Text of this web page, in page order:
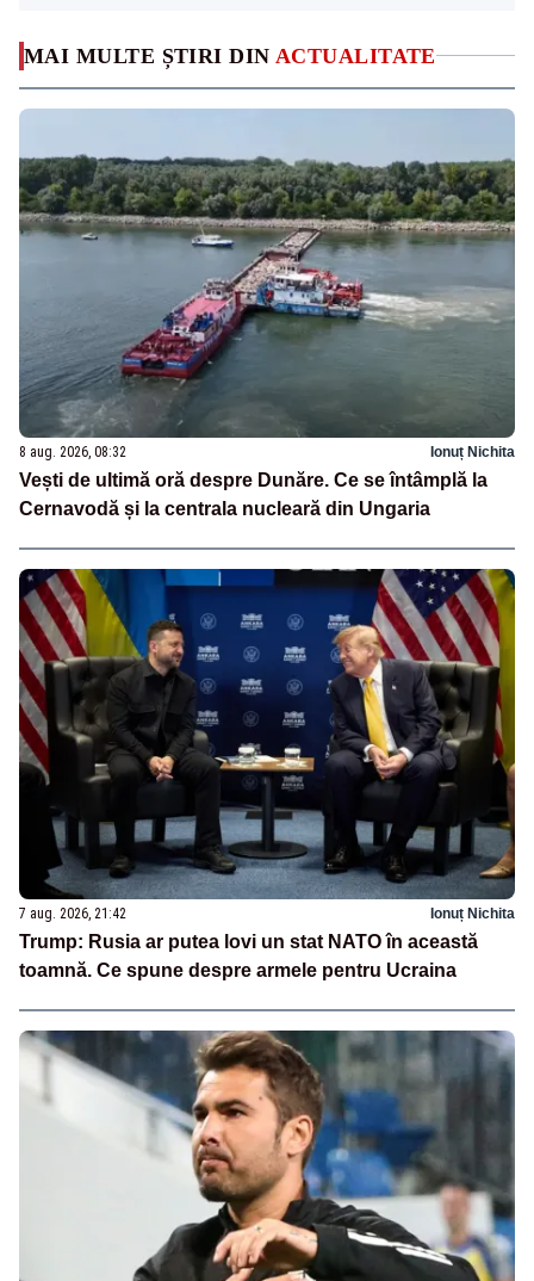
MAI MULTE ȘTIRI DIN ACTUALITATE
8 aug. 2026, 08:32 Ionuț Nichita
Vești de ultimă oră despre Dunăre. Ce se întâmplă la
Cernavodă și la centrala nucleară din Ungaria
7 aug. 2026, 21:42 Ionuț Nichita
Trump: Rusia ar putea lovi un stat NATO în această
toamnă. Ce spune despre armele pentru Ucraina